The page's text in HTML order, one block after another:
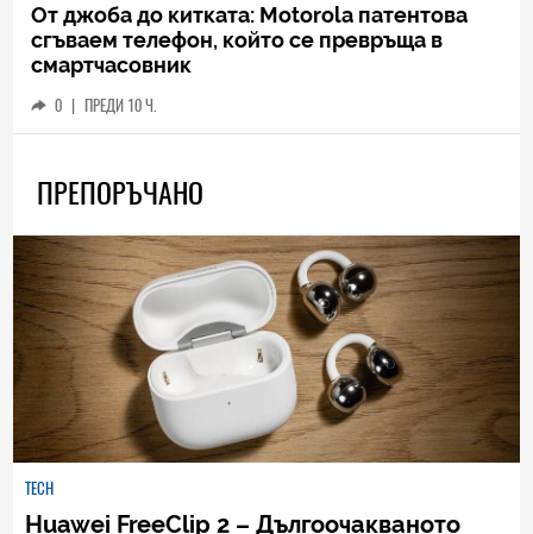
От джоба до китката: Motorola патентова
сгъваем телефон, който се превръща в
смартчасовник
0 | ПРЕДИ 10 Ч.
ПРЕПОРЪЧАНО
TECH
Huawei FreeClip 2 – Дългоочакваното